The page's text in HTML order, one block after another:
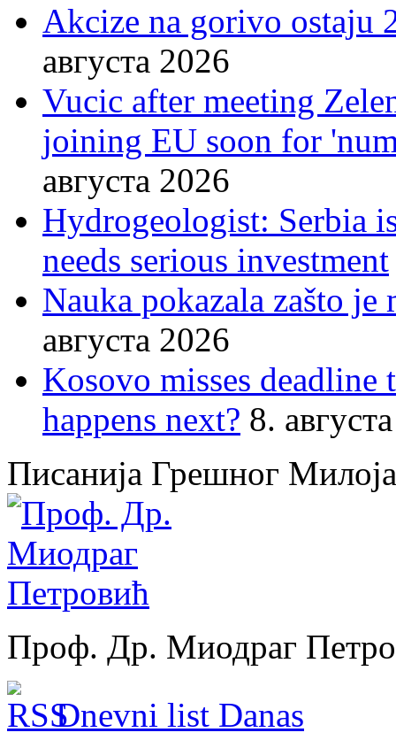
Akcize na gorivo ostaju
августа 2026
Vucic after meeting
joining EU soon for
августа 2026
Hydrogeologist: Serbia
needs serious investment
Nauka pokazala zašto
августа 2026
Kosovo misses
happens next? 8.
Писанија Грешног Милоја
Проф. Др. Миодраг
Dnevni list Danas